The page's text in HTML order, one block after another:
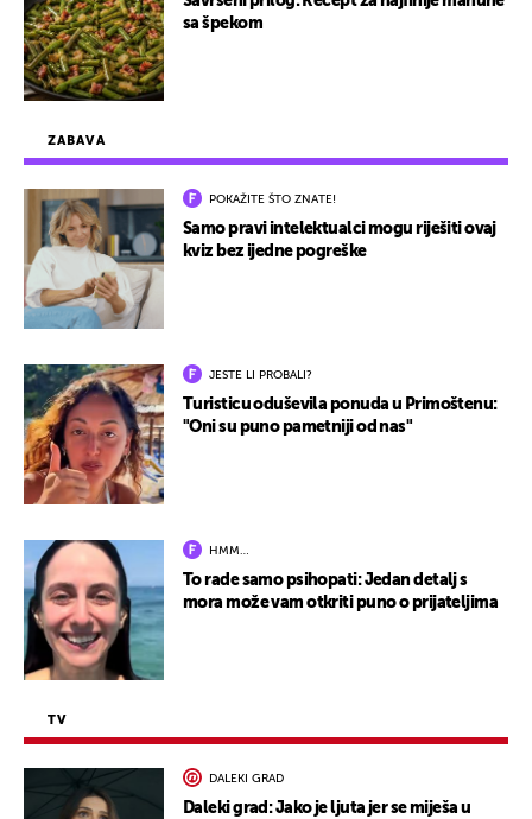
ZABAVA
POKAŽITE ŠTO ZNATE!
Samo pravi intelektualci mogu riješiti ovaj
kviz bez ijedne pogreške
JESTE LI PROBALI?
Turisticu oduševila ponuda u Primoštenu:
"Oni su puno pametniji od nas"
HMM…
To rade samo psihopati: Jedan detalj s
mora može vam otkriti puno o prijateljima
TV
DALEKI GRAD
Daleki grad: Jako je ljuta jer se miješa u
sa špekom